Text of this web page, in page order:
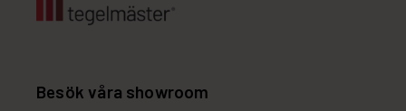
Besök våra showroom